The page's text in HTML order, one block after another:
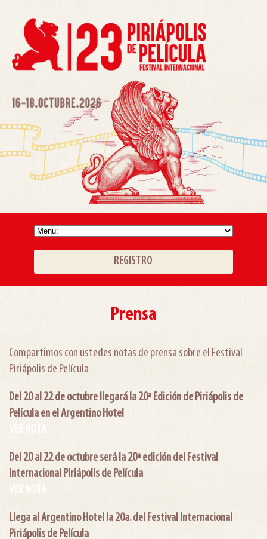
REGISTRO
Prensa
Compartimos con ustedes notas de prensa sobre el Festival
Piriápolis de Película
Del 20 al 22 de octubre llegará la 20ª Edición de Piriápolis de
Película en el Argentino Hotel
VER NOTA
Del 20 al 22 de octubre será la 20ª edición del Festival
Internacional Piriápolis de Película
VER NOTA
Llega al Argentino Hotel la 20a. del Festival Internacional
Piriápolis de Película